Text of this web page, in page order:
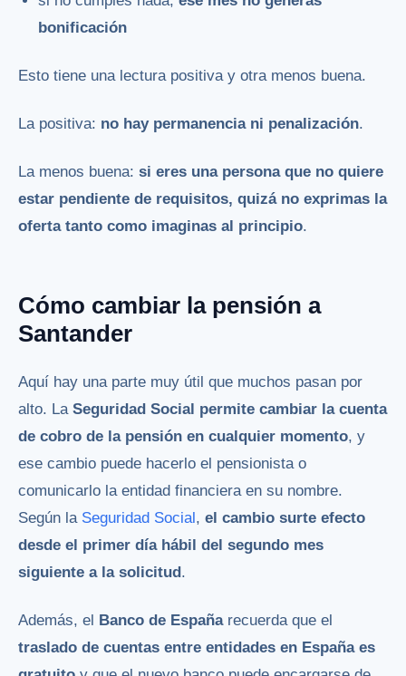
bonificación
Esto tiene una lectura positiva y otra menos buena.
La positiva: no hay permanencia ni penalización.
La menos buena: si eres una persona que no quiere
estar pendiente de requisitos, quizá no exprimas la
oferta tanto como imaginas al principio.
Cómo cambiar la pensión a
Santander
Aquí hay una parte muy útil que muchos pasan por
alto. La Seguridad Social permite cambiar la cuenta
de cobro de la pensión en cualquier momento, y
ese cambio puede hacerlo el pensionista o
comunicarlo la entidad financiera en su nombre.
Según la Seguridad Social , el cambio surte efecto
desde el primer día hábil del segundo mes
siguiente a la solicitud .
Además, el Banco de Españarecuerda que el
traslado de cuentas entre entidades en España es